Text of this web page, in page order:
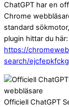
ChatGPT har en
Chrome
standard
plugin hittar du här:
https://
search/
Officiell ChatGPT